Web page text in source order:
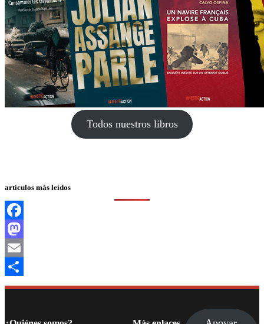
Todos nuestros libros
artículos más leídos
Facebook
Mastodon
Email
Compartir